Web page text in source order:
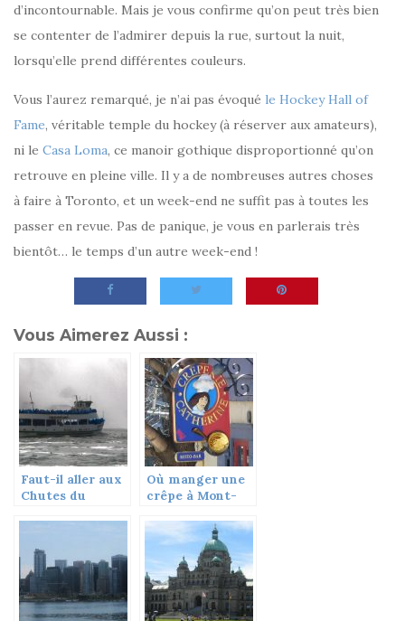
d’incontournable. Mais je vous confirme qu’on peut très bien
se contenter de l’admirer depuis la rue, surtout la nuit,
lorsqu’elle prend différentes couleurs.
Vous l’aurez remarqué, je n’ai pas évoqué le Hockey Hall of
Fame, véritable temple du hockey (à réserver aux amateurs),
ni le Casa Loma, ce manoir gothique disproportionné qu’on
retrouve en pleine ville. Il y a de nombreuses autres choses
à faire à Toronto, et un week-end ne suffit pas à toutes les
passer en revue. Pas de panique, je vous en parlerais très
bientôt… le temps d’un autre week-end !
Vous Aimerez Aussi :
Faut-il aller aux
Chutes du
Où manger une
crêpe à Mont-